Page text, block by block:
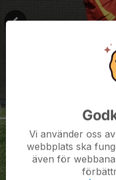
Vi använder oss
webbplats ska
även för